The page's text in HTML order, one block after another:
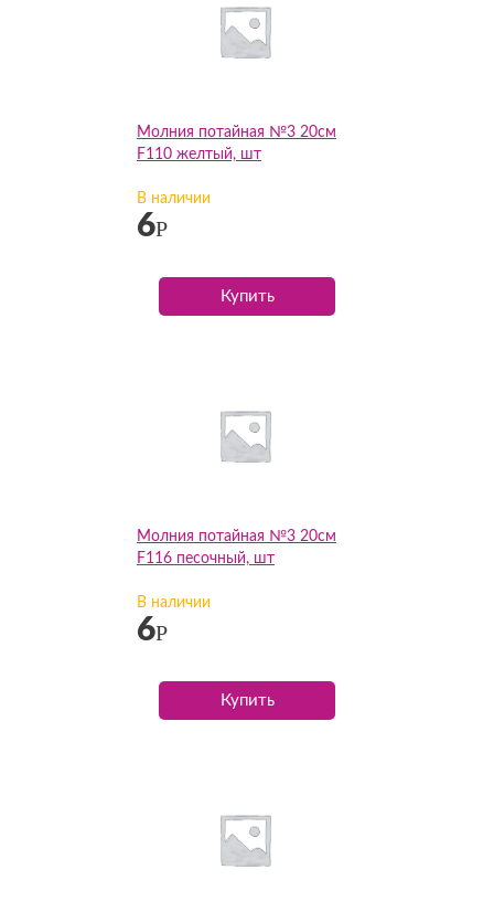
Молния потайная №3 20см
F110 желтый, шт
В наличии
6Р
Купить
Молния потайная №3 20см
F116 песочный, шт
В наличии
6Р
Купить